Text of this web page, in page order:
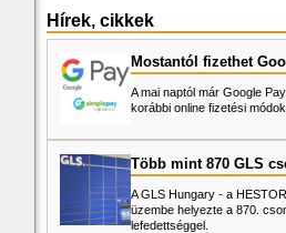
Hírek, cikkek
Mostantól fizethet
A mai naptól már Google
korábbi online fizetési
Több mint 870 GLS
A GLS Hungary - a
üzembe helyezte a 870.
lefedettséggel.